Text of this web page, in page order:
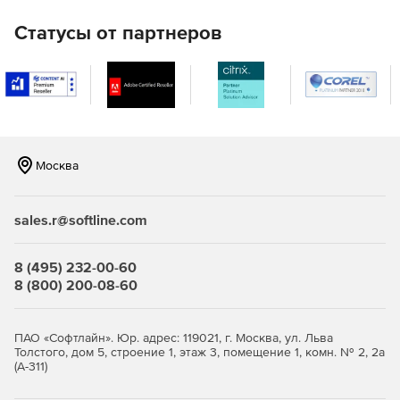
управления
Готовое программное обеспечение для удаленного
управления рабочим столом HIPAA, помогающее
компьютерам Windows, Mac и Linux с 10+ первоклассными
функциями.
Системный менеджер
12+ удобных инструментов для удаленного решения
строке, реестру, управление пользователями, файлами,
Голосовой и видеочат
помощи любому специалисту или пользователю на
каждом этапе устранения неполадок и обеспечения
беспроблемной удаленной помощи.
Статусы от партнеров
Москва
sales.r@softline.com
8 (495) 232-00-60
8 (800) 200-08-60
ПАО «Софтлайн». Юр. адрес: 119021, г. Москва, ул. Льва
Толстого, дом 5, строение 1, этаж 3, помещение 1, комн. № 2, 2а
(А-311)